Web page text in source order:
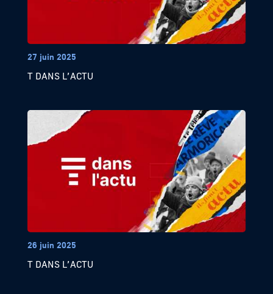
27 juin 2025
T DANS L’ACTU
26 juin 2025
T DANS L’ACTU